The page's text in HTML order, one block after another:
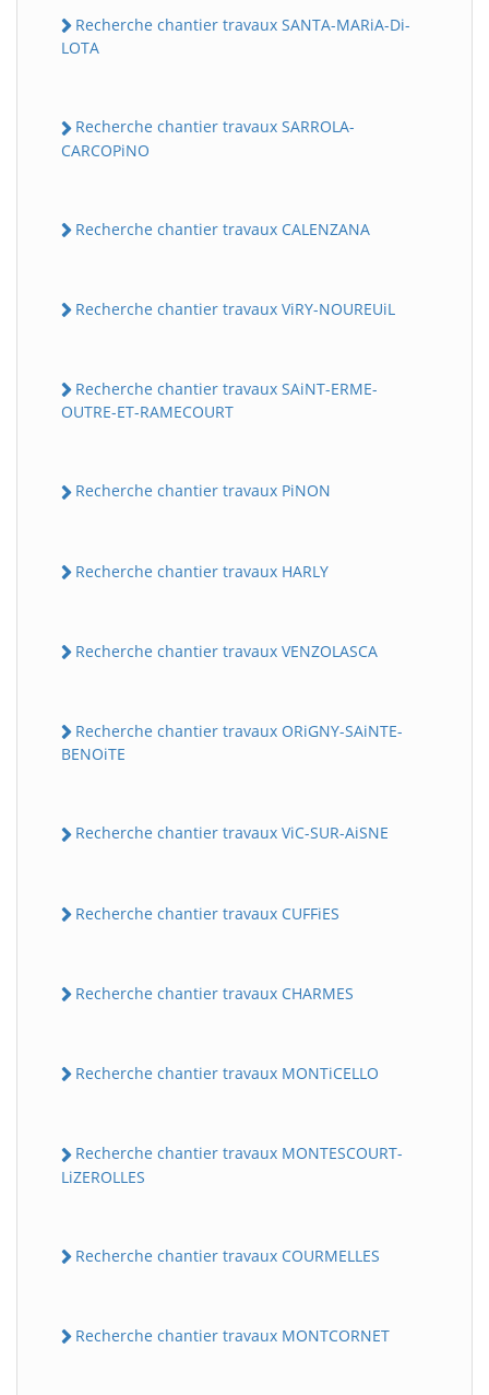
Recherche chantier travaux SANTA-MARiA-Di-
LOTA
Recherche chantier travaux SARROLA-
CARCOPiNO
Recherche chantier travaux CALENZANA
Recherche chantier travaux ViRY-NOUREUiL
Recherche chantier travaux SAiNT-ERME-
OUTRE-ET-RAMECOURT
Recherche chantier travaux PiNON
Recherche chantier travaux HARLY
Recherche chantier travaux VENZOLASCA
Recherche chantier travaux ORiGNY-SAiNTE-
BENOiTE
Recherche chantier travaux ViC-SUR-AiSNE
Recherche chantier travaux CUFFiES
Recherche chantier travaux CHARMES
Recherche chantier travaux MONTiCELLO
Recherche chantier travaux MONTESCOURT-
LiZEROLLES
Recherche chantier travaux COURMELLES
Recherche chantier travaux MONTCORNET
Assistant en ligne